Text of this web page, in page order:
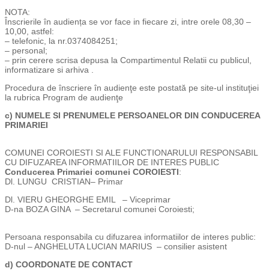
NOTA:
Înscrierile în audiența se vor face in fiecare zi, intre orele 08,30 –
10,00, astfel:
– telefonic, la nr.0374084251;
– personal;
– prin cerere scrisa depusa la Compartimentul Relatii cu publicul,
informatizare si arhiva .
Procedura de înscriere în audienţe este postată pe site-ul instituţiei
la rubrica Program de audienţe
c) NUMELE SI PRENUMELE PERSOANELOR DIN CONDUCEREA
PRIMARIEI
COMUNEI COROIESTI SI ALE FUNCTIONARULUI RESPONSABIL
CU DIFUZAREA INFORMATIILOR DE INTERES PUBLIC
Conducerea Primariei comunei COROIESTI:
Dl. LUNGU CRISTIAN– Primar
Dl. VIERU GHEORGHE EMIL – Viceprimar
D-na BOZA GINA – Secretarul comunei Coroiesti;
Persoana responsabila cu difuzarea informatiilor de interes public:
D-nul – ANGHELUTA LUCIAN MARIUS – consilier asistent
d) COORDONATE DE CONTACT